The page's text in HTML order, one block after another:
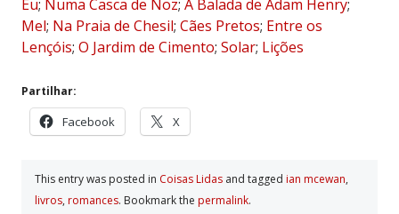
Eu; Numa Casca de Noz; A Balada de Adam Henry;
Mel; Na Praia de Chesil; Cães Pretos; Entre os
Lençóis; O Jardim de Cimento; Solar; Lições
Partilhar:
Facebook X
This entry was posted in Coisas Lidas and tagged ian mcewan,
livros, romances. Bookmark the permalink.